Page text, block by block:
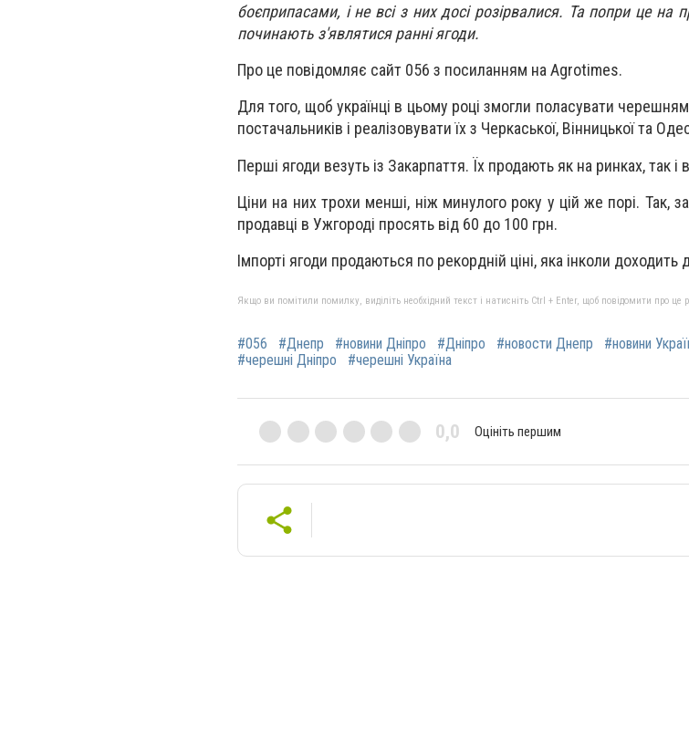
боєприпасами, і не всі з них досі розірвалися. Та попри це на
починають з'являтися ранні ягоди.
Про це повідомляє сайт 056 з посиланням на Аgrotimes.
Для того, щоб українці в цьому році змогли поласувати
постачальників і реалізовувати їх з Черкаської, Вінницької та
Перші ягоди везуть із Закарпаття. Їх продають як на ринках, так і
Ціни на них трохи менші, ніж минулого року у цій же порі. Так,
продавці в Ужгороді просять від 60 до 100 грн.
Імпорті ягоди продаються по рекордній ціні, яка інколи доходить
Якщо ви помітили помилку, виділіть необхідний текст і натисніть Ctrl + Enter, щоб повідомити про це
#056 #Днепр #новини Дніпро #Дніпро #новости Днепр #новини
#черешні Дніпро
#черешні Україна
0,0 Оцініть першим